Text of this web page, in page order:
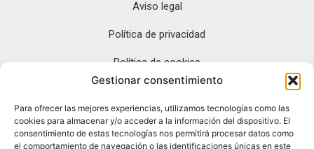
Gestionar consentimiento
Para ofrecer las mejores experiencias, utilizamos tecnologías como las
cookies para almacenar y/o acceder a la información del dispositivo. El
consentimiento de estas tecnologías nos permitirá procesar datos como
el comportamiento de navegación o las identificaciones únicas en este
auténticos con
en Península.
Pl. Mayor del
Fuero, 2, 39540
Aviso legal
Política de privacidad
Política de cookies